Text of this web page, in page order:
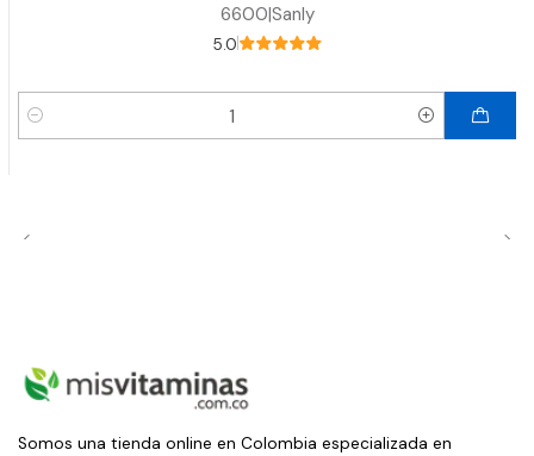
6600|Sanly
5.0
Cantidad
Somos una tienda online en Colombia especializada en